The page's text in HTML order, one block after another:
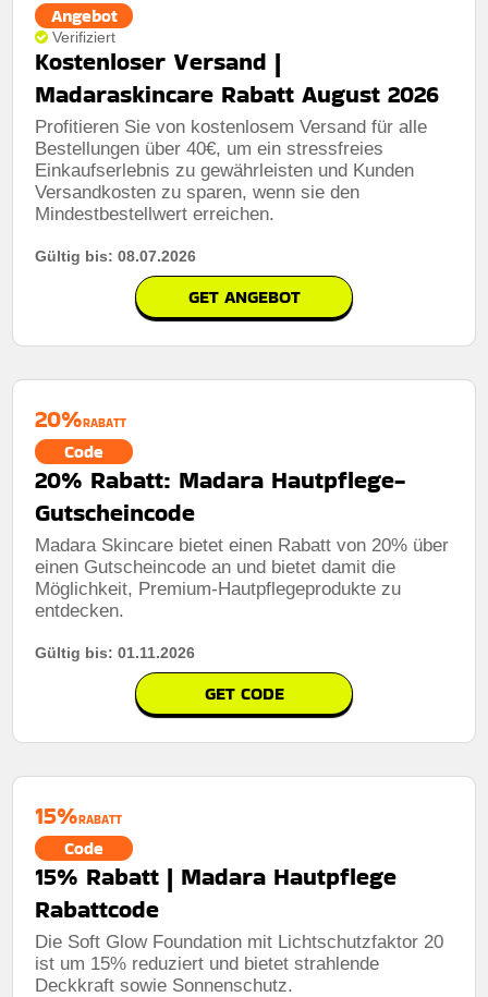
Art des Angebots:
Kumulierbar:Nicht mit anderen Aktionen kombinierbar
Bedingungen:Die geschäftsbedingungen finden sie
Angebot
Verifiziert
Kostenloser Versand |
Madaraskincare Rabatt August 2026
Profitieren Sie von kostenlosem Versand für alle
Bestellungen über 40€, um ein stressfreies
Einkaufserlebnis zu gewährleisten und Kunden
Versandkosten zu sparen, wenn sie den
Mindestbestellwert erreichen.
Gültig bis: 08.07.2026
GET ANGEBOT
20%RABATT
Code
20% Rabatt: Madara Hautpflege-
Gutscheincode
Madara Skincare bietet einen Rabatt von 20% über
einen Gutscheincode an und bietet damit die
Möglichkeit, Premium-Hautpflegeprodukte zu
entdecken.
Gültig bis: 01.11.2026
GET CODE
15%RABATT
Code
15% Rabatt | Madara Hautpflege
Rabattcode
Die Soft Glow Foundation mit Lichtschutzfaktor 20
ist um 15% reduziert und bietet strahlende
Deckkraft sowie Sonnenschutz.